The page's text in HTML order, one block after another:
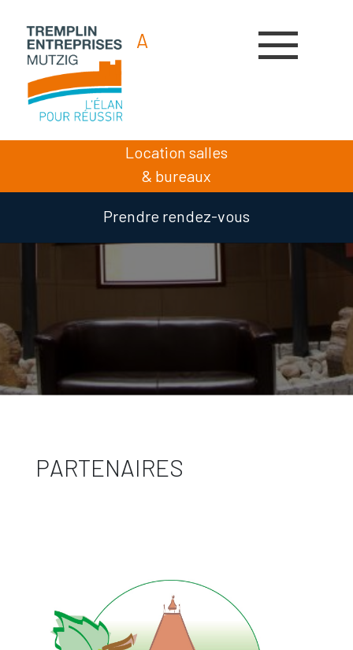
A A A
Location salles
& bureaux
Prendre rendez-vous
PARTENAIRES